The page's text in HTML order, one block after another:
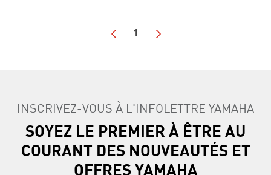
1
INSCRIVEZ-VOUS À L'INFOLETTRE YAMAHA
SOYEZ LE PREMIER À ÊTRE AU
COURANT DES NOUVEAUTÉS ET
OFFRES YAMAHA